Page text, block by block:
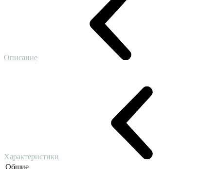
Описание
Характеристики
Общие